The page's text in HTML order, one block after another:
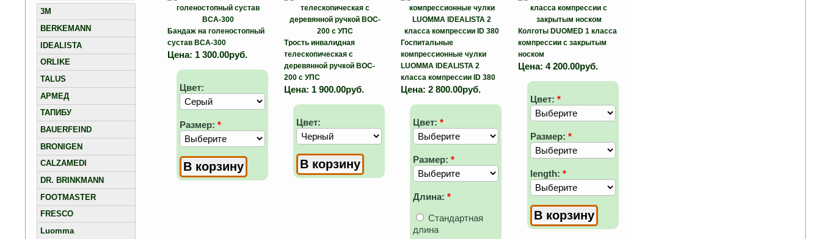
3M
BERKEMANN
IDEALISTA
ORLIKE
TALUS
АРМЕД
ТАПИБУ
BAUERFEIND
BRONIGEN
CALZAMEDI
DR. BRINKMANN
FOOTMASTER
FRESCO
Luomma
Бандаж на голеностопный
сустав BCA-300
Цена: 1 300.00руб.
Цвет:
Размер: *
Трость инвалидная
телескопическая с
деревянной ручкой BOC-
200 c УПС
Цена: 1 900.00руб.
Цвет:
Госпитальные
компрессионные чулки
LUOMMA IDEALISTA 2
класса компрессии ID 380
Цена:2 800.00руб.
Цвет:*
Размер:*
Длина:*
Стандартная
длина
Колготы DUOMED 1 класса
компрессии с закрытым
носком
Цена: 4 200.00руб.
Цвет: *
Размер: *
length: *